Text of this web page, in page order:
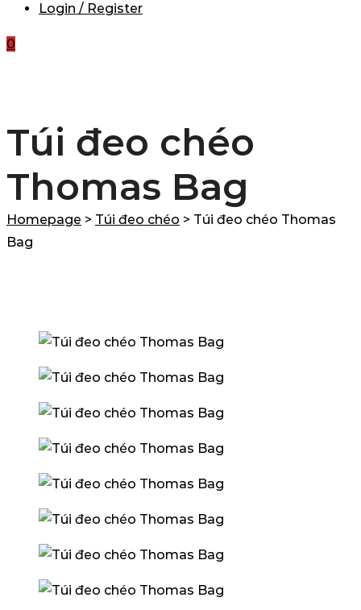
Login / Register
0
Túi đeo chéo
Thomas Bag
Homepage > Túi đeo chéo > Túi đeo chéo Thomas
Bag